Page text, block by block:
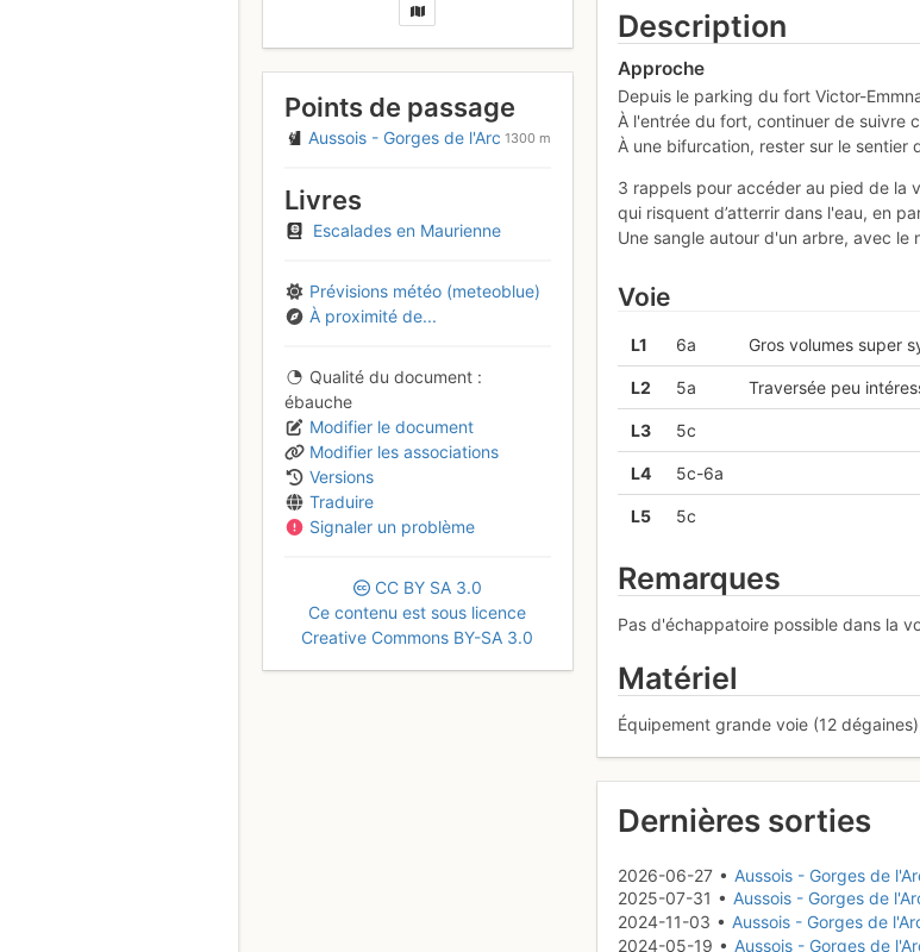
Points de passage
Aussois - Gorges de l'Arc 1300 m
Livres
Escalades en Maurienne
Prévisions météo (meteoblue)
À proximité de...
Qualité du document
ébauche
Modifier le document
Modifier les associations
Versions
Traduire
Signaler un problème
CC BY SA 3.0
Ce contenu est sous licence
Creative Commons BY-SA 3.0
Description
Approche
Depuis le parking du fort Victor-
À l'entrée du fort, continuer de suivre
À une bifurcation, rester sur le
3 rappels pour accéder au pied de la
qui risquent d’atterrir dans l'eau, en
Une sangle autour d'un arbre, avec le
Voie
L1 6a Gros volumes super
L2 5a Traversée peu
L3 5c
L4 5c-6a
L5 5c
Remarques
Pas d'échappatoire possible dans la
Matériel
Équipement grande voie (12
Dernières sorties
2026-06-27 • Aussois - Gorges de
2025-07-31 • Aussois - Gorges de
2024-11-03 • Aussois - Gorges de
2024-05-19 • Aussois - Gorges de